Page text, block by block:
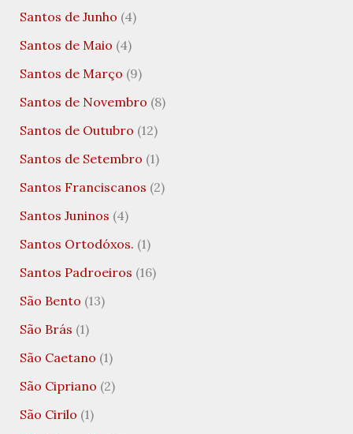
Santos de Junho (4)
Santos de Maio (4)
Santos de Março (9)
Santos de Novembro (8)
Santos de Outubro (12)
Santos de Setembro (1)
Santos Franciscanos (2)
Santos Juninos (4)
Santos Ortodóxos. (1)
Santos Padroeiros (16)
São Bento (13)
São Brás (1)
São Caetano (1)
São Cipriano (2)
São Cirilo (1)